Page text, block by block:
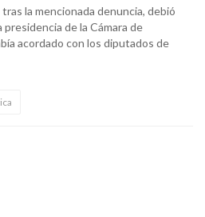
la mencionada denuncia, debió
de la Cámara de
acordado con los diputados de